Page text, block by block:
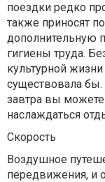
поездки редко
также приносят
дополнительную
гигиены труда.
культурной
существовала бы.
завтра вы можете
наслаждаться
Скорость
Воздушное
передвижения, и